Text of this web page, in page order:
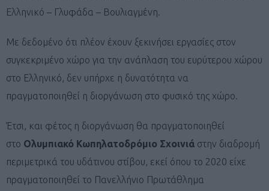
Ελληνικό – Γλυφάδα – Βουλιαγμένη.
Με δεδομένο ότι πλέον έχουν ξεκινήσει εργασίες στον
συγκεκριμένο χώρο για την ανάπλαση του ευρύτερου χώρου
στο Ελληνικό, δεν υπήρχε η δυνατότητα να
πραγματοποιηθεί η διοργάνωση στο φυσικό της χώρο.
Έτσι, και φέτος η διοργάνωση θα πραγματοποιηθεί
στο Ολυμπιακό Κωπηλατοδρόμιο Σχοινιά στην διαδρομή
περιμετρικά του υδάτινου στίβου, εκεί όπου το 2020 είχε
πραγματοποιηθεί το Πανελλήνιο Πρωτάθλημα